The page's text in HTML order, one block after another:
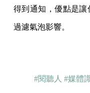
得到通知，優點是
過濾氣泡影響。
#閱聽人 #媒體